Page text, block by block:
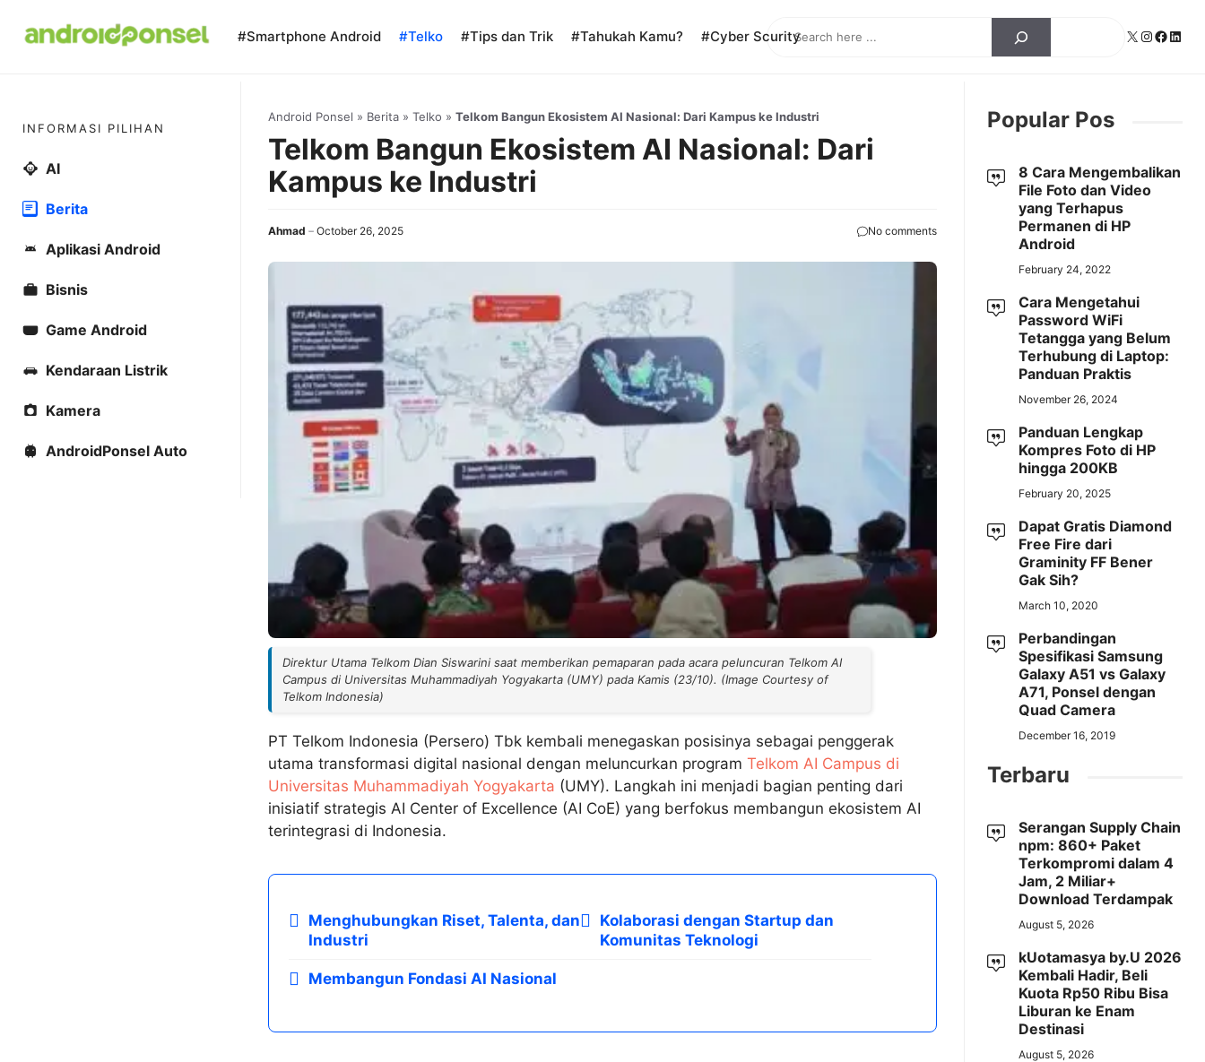
Search X Instagram
#Smartphone Android #Telko #Tips dan Trik #Tahukah Kamu? #Cyber Scurity
Android Ponsel » Berita» Telko » Telkom Bangun Ekosistem AI Nasional: Dari Kampus ke Industri
Telkom Bangun Ekosistem AI Nasional: Dari
Kampus ke Industri
Ahmad October 26, 2025 No comments
Direktur Utama Telkom Dian Siswarini saat memberikan pemaparan pada acara peluncuran Telkom AI
Campus di Universitas Muhammadiyah Yogyakarta (UMY) pada Kamis (23/10). (Image Courtesy of
Telkom Indonesia)
PT Telkom Indonesia (Persero) Tbk kembali menegaskan posisinya sebagai penggerak
utama transformasi digital nasional dengan meluncurkan program Telkom AI Campus di
Universitas Muhammadiyah Yogyakarta (UMY). Langkah ini menjadi bagian penting dari
inisiatif strategis AI Center of Excellence (AI CoE) yang berfokus membangun ekosistem AI
terintegrasi di Indonesia.
Menghubungkan Riset, Talenta, dan
Industri
Kolaborasi dengan Startup dan
Komunitas Teknologi
Membangun Fondasi AI Nasional
INFORMASI PILIHAN
AI
Berita
Aplikasi Android
Bisnis
Game Android
Kendaraan Listrik
Kamera
AndroidPonsel Auto
Popular Pos
8 Cara Mengembalikan
File Foto dan Video
yang Terhapus
Permanen di HP
Android
February 24, 2022
Cara Mengetahui
Password WiFi
Tetangga yang Belum
Terhubung di Laptop:
Panduan Praktis
November 26, 2024
Panduan Lengkap
Kompres Foto di HP
hingga 200KB
February 20, 2025
Dapat Gratis Diamond
Free Fire dari
Graminity FF Bener
Gak Sih?
March 10, 2020
Perbandingan
Spesifikasi Samsung
Galaxy A51 vs Galaxy
A71, Ponsel dengan
Quad Camera
December 16, 2019
Terbaru
Serangan Supply Chain
npm: 860+ Paket
Terkompromi dalam 4
Jam, 2 Miliar+
Download Terdampak
August 5, 2026
kUotamasya by.U 2026
Kembali Hadir, Beli
Kuota Rp50 Ribu Bisa
Liburan ke Enam
Destinasi
August 5, 2026